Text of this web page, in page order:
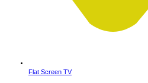
Flat Screen TV